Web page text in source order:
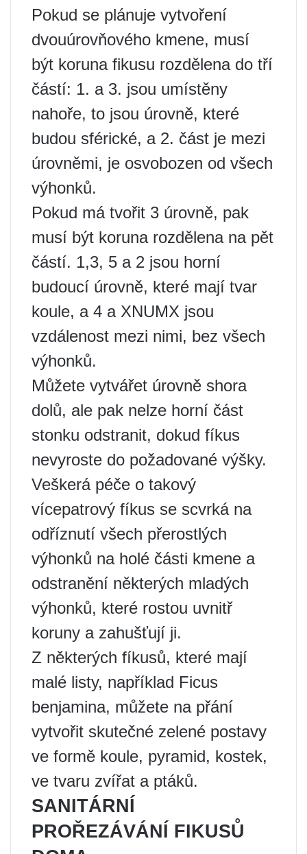
Pokud se plánuje vytvoření
dvouúrovňového kmene, musí
být koruna fikusu rozdělena do tří
částí: 1. a 3. jsou umístěny
nahoře, to jsou úrovně, které
budou sférické, a 2. část je mezi
úrovněmi, je osvobozen od všech
výhonků.
Pokud má tvořit 3 úrovně, pak
musí být koruna rozdělena na pět
částí. 1,3, 5 a 2 jsou horní
budoucí úrovně, které mají tvar
koule, a 4 a XNUMX jsou
vzdálenost mezi nimi, bez všech
výhonků.
Můžete vytvářet úrovně shora
dolů, ale pak nelze horní část
stonku odstranit, dokud fíkus
nevyroste do požadované výšky.
Veškerá péče o takový
vícepatrový fíkus se scvrká na
odříznutí všech přerostlých
výhonků na holé části kmene a
odstranění některých mladých
výhonků, které rostou uvnitř
koruny a zahušťují ji.
Z některých fíkusů, které mají
malé listy, například Ficus
benjamina, můžete na přání
vytvořit skutečné zelené postavy
ve formě koule, pyramid, kostek,
ve tvaru zvířat a ptáků.
SANITÁRNÍ
PROŘEZÁVÁNÍ FIKUSŮ